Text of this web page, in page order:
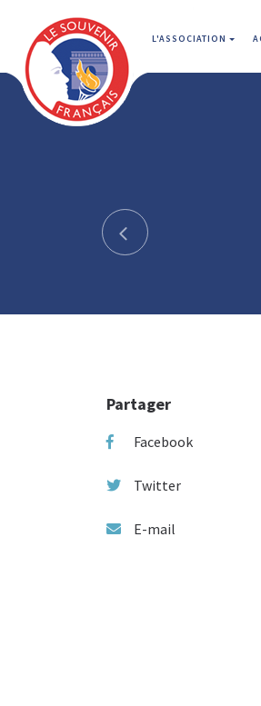
L'ASSOCIATION
Partager
Facebook
Twitter
E-mail